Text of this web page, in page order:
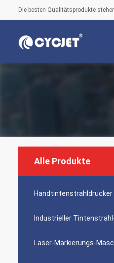
Die besten Qualitätsprodukte
Alle Produkte
Handtintenstrahldrucker
Industrieller
Laser-Markierungs-